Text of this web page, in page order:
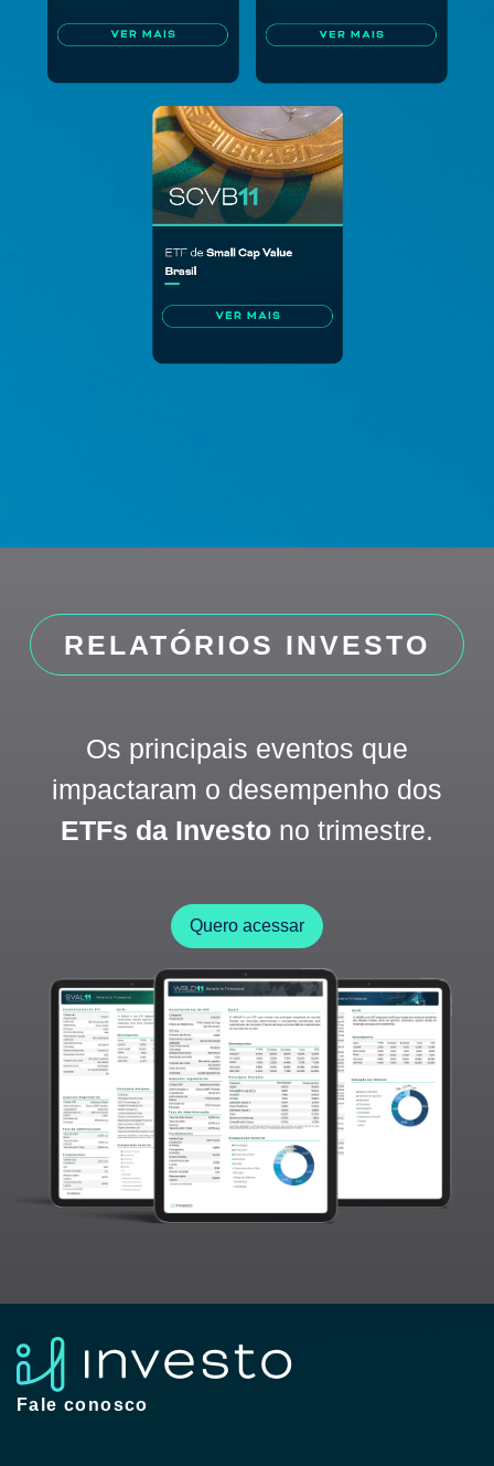
RELATÓRIOS INVESTO
Os principais eventos que
impactaram o desempenho dos
ETFs da Investo no trimestre.
Quero acessar
Fale conosco